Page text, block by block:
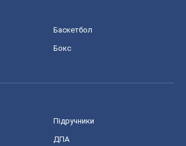
Баскетбол
Бокс
Підручники
ДПА